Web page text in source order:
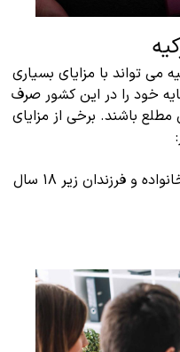
می تواند با مزایای بسیاری
خود را در این کشور صرف
مطلع باشند. برخی از مزایای
و فرزندان زیر ۱۸ سال